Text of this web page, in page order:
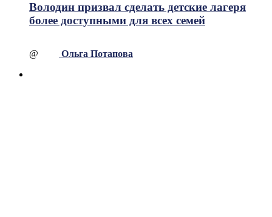
Володин призвал сделать детские лагеря
более доступными для всех семей
@ Ольга Потапова